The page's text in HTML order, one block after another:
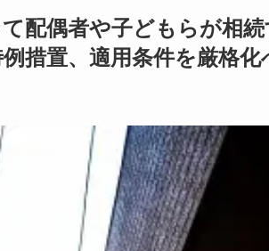
配偶者や子どもらが相
措置、適用条件を厳格化